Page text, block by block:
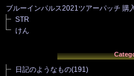
ブルーインパルス2021ツアーパッチ 購
STR
けん
日記のようなもの(191)